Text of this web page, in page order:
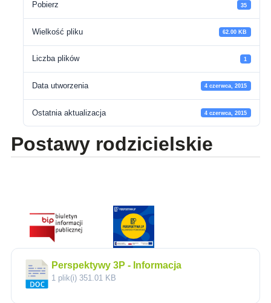
Pobierz 35
Wielkość pliku 62.00 KB
Liczba plików 1
Data utworzenia 4 czerwca, 2015
Ostatnia aktualizacja 4 czerwca, 2015
Postawy rodzicielskie
Perspektywy 3P - Informacja
1 plik(i) 351.01 KB